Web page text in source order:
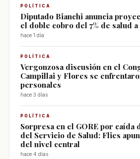
POLÍTICA
Diputado Bianchi anuncia
el doble cobro del 7% de salud
hace 1 día
POLÍTICA
Vergonzosa discusión en el
Campillai y Flores se
personales
hace 3 días
POLÍTICA
Sorpresa en el GORE por caída
del Servicio de Salud: Flies
del nivel central
hace 4 días